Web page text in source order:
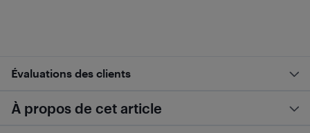
Évaluations des clients
À propos de cet article